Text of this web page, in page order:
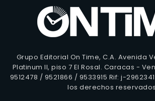
Grupo Editorial On Time, C.A. Avenida
Platinum II, piso 7 El Rosal. Caracas -
9512478 / 9521866 / 9533915 Rif: j-
los derechos